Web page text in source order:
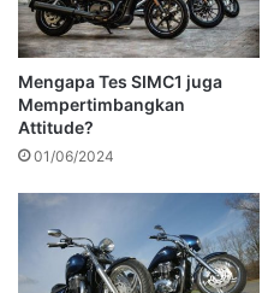
Mengapa Tes SIMC1 juga
Mempertimbangkan
Attitude?
01/06/2024